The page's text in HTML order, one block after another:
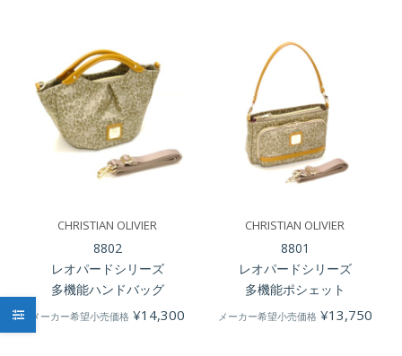
CHRISTIAN OLIVIER
8802
レオパードシリーズ
多機能ハンドバッグ
メーカー希望小売価格 ¥14,300
CHRISTIAN OLIVIER
8801
レオパードシリーズ
多機能ポシェット
メーカー希望小売価格 ¥13,750